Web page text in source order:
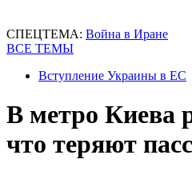
СПЕЦТЕМА: Война в Иране
ВСЕ ТЕМЫ
Вступление Украины в ЕС
В метро Киева
что теряют